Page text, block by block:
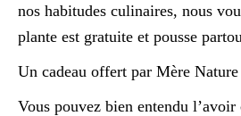
nos habitudes culinaires, nous
plante est gratuite et pousse
Un cadeau offert par Mère Nature
Vous pouvez bien entendu